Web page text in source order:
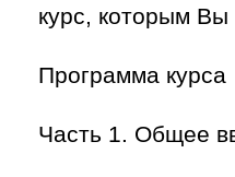
курс, которым Вы
Программа курса
Часть 1. Общее